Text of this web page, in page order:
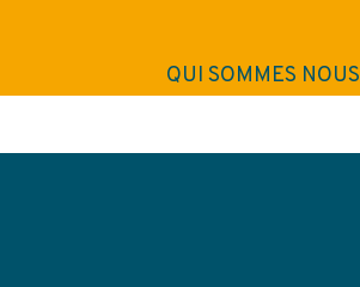
QUI SOMMES NOUS